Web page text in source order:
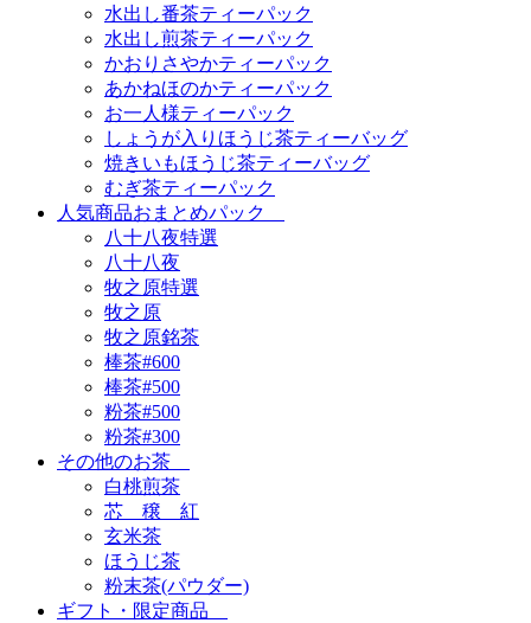
水出し番茶ティーパック
水出し煎茶ティーパック
かおりさやかティーパック
あかねほのかティーパック
お一人様ティーパック
しょうが入りほうじ茶ティーバッグ
焼きいもほうじ茶ティーバッグ
むぎ茶ティーパック
人気商品おまとめパック
八十八夜特選
八十八夜
牧之原特選
牧之原
牧之原銘茶
棒茶#600
棒茶#500
粉茶#500
粉茶#300
その他のお茶
白桃煎茶
芯 穣 紅
玄米茶
ほうじ茶
粉末茶(パウダー)
ギフト・限定商品